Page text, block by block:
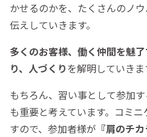
かせるのかを、たくさんのノ
伝えしていきます。
多くのお客様、働く仲間を魅
り、人づくり を解明していきま
もちろん、習い事として参加
も重要と考えています。コミ
すので、参加者様が 『肩のチ